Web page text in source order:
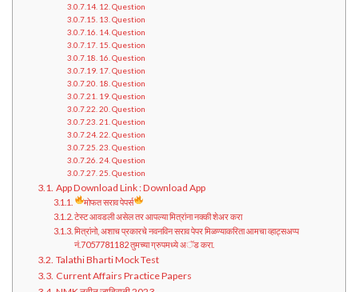
12. Question
13. Question
14. Question
15. Question
16. Question
17. Question
18. Question
19. Question
20. Question
21. Question
22. Question
23. Question
24. Question
25. Question
App Download Link : Download App
मोफत सराव पेपर्स
टेस्ट आवडली असेल तर आपल्या मित्रांना नक्की शेअर करा
मित्रांनो, अशाच प्रकारचे नवनविन सराव पेपर मिळण्याकरिता आमचा व्हाट्सअप्प
नं.7057781182 तुमच्या ग्रुपमध्ये अॅड करा.
Talathi Bharti Mock Test
Current Affairs Practice Papers